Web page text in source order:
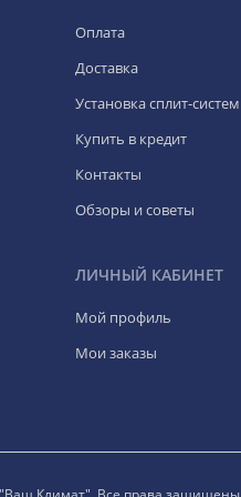
Оплата
Доставка
Установка сплит-систем
Купить в кредит
Контакты
Обзоры и советы
ЛИЧНЫЙ КАБИНЕТ
Мой профиль
Мои заказы